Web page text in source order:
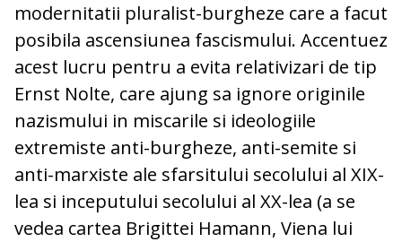
modernitatii pluralist-burgheze care a facut
posibila ascensiunea fascismului. Accentuez
acest lucru pentru a evita relativizari de tip
Ernst Nolte, care ajung sa ignore originile
nazismului in miscarile si ideologiile
extremiste anti-burgheze, anti-semite si
anti-marxiste ale sfarsitului secolului al XIX-
lea si inceputului secolului al XX-lea (a se
vedea cartea Brigittei Hamann, Viena lui